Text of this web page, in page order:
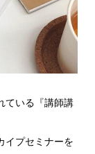
ている『講師講
イプセミナーを